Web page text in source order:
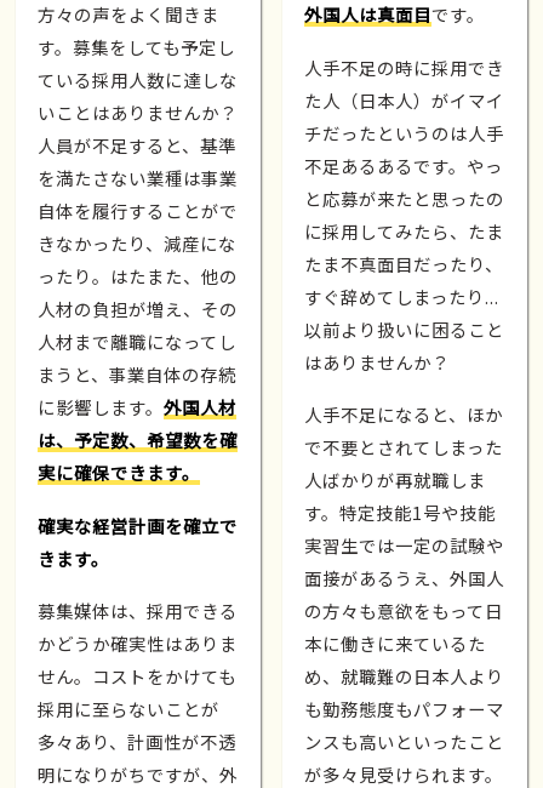
方々の声をよく聞きま
す。募集をしても予定し
ている採用人数に達しな
いことはありませんか？
人員が不足すると、基準
を満たさない業種は事業
自体を履行することがで
きなかったり、減産にな
ったり。はたまた、他の
人材の負担が増え、その
人材まで離職になってし
まうと、事業自体の存続
に影響します。外国人材
は、予定数、希望数を確
実に確保できます。
確実な経営計画を確立で
きます。
募集媒体は、採用できる
かどうか確実性はありま
せん。コストをかけても
採用に至らないことが
多々あり、計画性が不透
明になりがちですが、外
外国人は真面目です。
人手不足の時に採用でき
た人（日本人）がイマイ
チだったというのは人手
不足あるあるです。やっ
と応募が来たと思ったの
に採用してみたら、たま
たま不真面目だったり、
すぐ辞めてしまったり...
以前より扱いに困ること
はありませんか？
人手不足になると、ほか
で不要とされてしまった
人ばかりが再就職しま
す。特定技能1号や技能
実習生では一定の試験や
面接があるうえ、外国人
の方々も意欲をもって日
本に働きに来ているた
め、就職難の日本人より
も勤務態度もパフォーマ
ンスも高いといったこと
が多々見受けられます。